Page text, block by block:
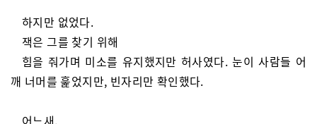
하지만 없었다.
잭은 그를 찾기 위해
힘을 줘가며 미소를 유지했지만 허사였다. 눈이 사람들 어
깨 너머를 훑었지만, 빈자리만 확인했다.
어느새.